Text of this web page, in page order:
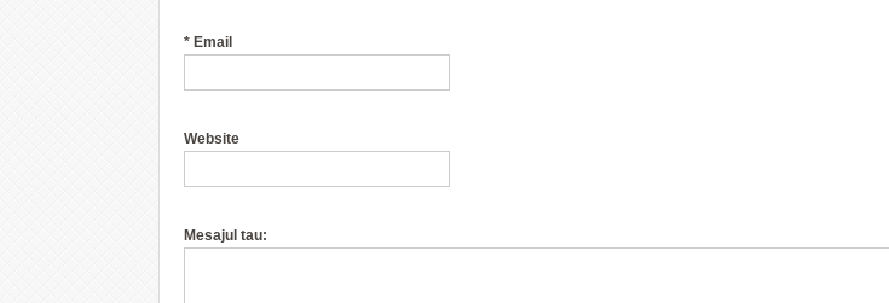
* Email
Website
Mesajul tau: